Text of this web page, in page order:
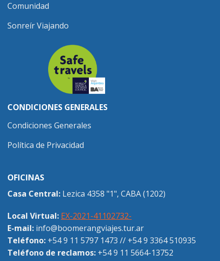
Comunidad
Sonreír Viajando
CONDICIONES GENERALES
Condiciones Generales
Política de Privacidad
OFICINAS
Casa Central: Lezica 4358 "1", CABA (1202)
Local Virtual: EX-2021-41102732-
E-mail: info@boomerangviajes.tur.ar
Teléfono: +54 9 11 5797 1473 // +54 9 3364 510935
Teléfono de reclamos: +54 9 11 5664-13752